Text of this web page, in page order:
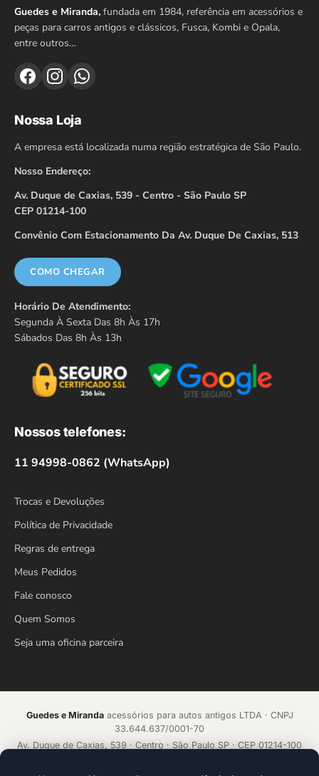
Guedes e Miranda, fundada em 1984, referência em acessórios e
peças para carros antigos e clássicos, Fusca, Kombi e Opala,
entre outros…
Nossa Loja
A empresa está localizada numa região estratégica de São Paulo.
Nosso Endereço:
Av. Duque de Caxias, 539 - Centro - São Paulo SP
CEP 01214-100
Convênio Com Estacionamento Da Av. Duque De Caxias, 513
COMO CHEGAR
Horário De Atendimento:
Segunda À Sexta Das 8h Às 17h
Sábados Das 8h Às 13h
Nossos telefones:
11 94998-0862 (WhatsApp)
Trocas e Devoluções
Política de Privacidade
Regras de entrega
Meus Pedidos
Fale conosco
Quem Somos
Seja uma oficina parceira
Guedes e Mirandaacessórios para autos antigos LTDA · CNPJ
33.644.637/0001-70
Av. Duque de Caxias, 539 · Centro · São Paulo SP · CEP 01214-100